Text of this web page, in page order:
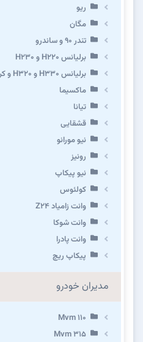
ریو
مگان
تندر ۹۰ و ساندرو
برلیانس H220 و H230
برلیانس H330 و H320 و کراس
ماکسیما
تیانا
قشقایی
نیو مورانو
رونیز
نیو پیکاپ
كولئوس
وانت زامیاد Z24
وانت شوکا
وانت پادرا
پیکاپ ریچ
مدیران خودرو
Mvm 110
Mvm 315